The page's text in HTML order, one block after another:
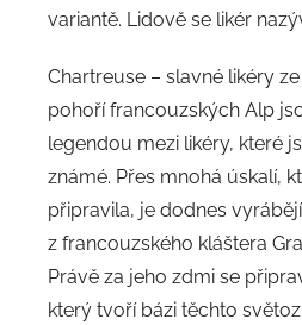
variantě. Lidově se likér
Chartreuse – slavné likéry
pohoří francouzských Alp
legendou mezi likéry, které
známé. Přes mnohá úskalí,
připravila, je dodnes
z francouzského kláštera
Právě za jeho zdmi se
který tvoří bázi těchto